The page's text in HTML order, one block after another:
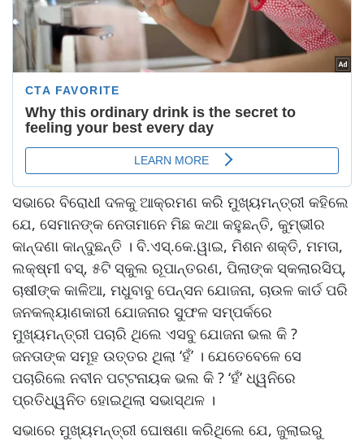
ସଭାରେ ବିରୋଧୀ ଦଳକୁ ଆକ୍ରମଣ କରି ମୁଖ୍ୟମନ୍ତ୍ରୀ କହିଲେ
ଯେ, ସେମାନଙ୍କ ନେତାମାନେ ମିଛ କଥା କହୁଛନ୍ତି, କୁମ୍ଭୀର
କାନ୍ଦଣା କାନ୍ଦୁଛନ୍ତି । ବି.ଏସ୍‍.କେ.ୱାଇ, ମିଶନ ଶକ୍ତି, ମମତା,
ଲକ୍ଷ୍ମୀ ବସ୍‍, ୫ଟି ସ୍କୁଲ ରୂପାନ୍ତରଣ, ପିଲାଙ୍କ ସ୍କଲାରସିପ୍‍,
ଚାଷୀଙ୍କ କାଳିଆ, ମଧୁବାବୁ ପେନ୍‍ସନ ଯୋଜନା, ଚାଉଳ କାର୍ଡ ପରି
ଜନକଲ୍ୟାଣକାରୀ ଯୋଜନାର ସୁଫଳ ସମ୍ପର୍କରେ
ମୁଖ୍ୟମନ୍ତ୍ରୀ ପଚାରି ଥିଲେ ଏସବୁ ଯୋଜନା ଭଲ କି ?
ଜନତାଙ୍କ ସମୂହ ଉତ୍ତର ଥିଲା ‘ହଁ’ । ଯେତେବେଳେ ସେ
ପଚାରିଲେ ନବୀନ ପଟ୍ଟନାୟକ ଭଲ କି ? ‘ହଁ’ ଧ୍ୱନିରେ
ପ୍ରତିଧ୍ୱନିତ ହୋଇଥିଲା ସଭାସ୍ଥଳ ।
ସଭାରେ ମୁଖ୍ୟମନ୍ତ୍ରୀ ଘୋଷଣା କରିଥିଲେ ଯେ, ଜୁଲାଇରୁ